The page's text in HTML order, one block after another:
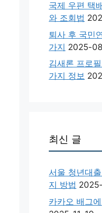
국제 우편 택
와 조회법
퇴사 후 국민
가지 2025-
김새론 프로
가지 정보
최신 글
서울 청년대
지 방법
카카오 배그